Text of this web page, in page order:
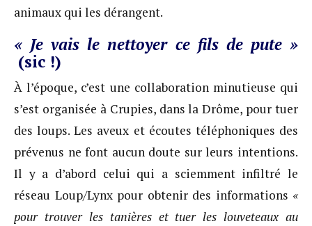
animaux qui les dérangent.
« Je vais le nettoyer ce fils de pute »
(sic !)
À l’époque, c’est une collaboration minutieuse qui
s’est organisée à Crupies, dans la Drôme, pour tuer
des loups. Les aveux et écoutes téléphoniques des
prévenus ne font aucun doute sur leurs intentions.
Il y a d’abord celui qui a sciemment infiltré le
réseau Loup/Lynx pour obtenir des informations «
pour trouver les tanières et tuer les louveteaux au